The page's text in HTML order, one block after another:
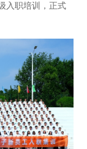
入职培训，正式